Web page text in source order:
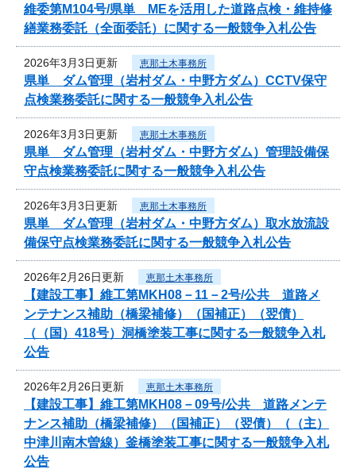
維委第M104号/県単 MEを活用した道路点検・維持修
繕業務委託（全面委託）に関する一般競争入札公告
2026年3月3日更新 恵那土木事務所
県単 ダム管理（岩村ダム・中野方ダム）CCTV保守
点検業務委託に関する一般競争入札公告
2026年3月3日更新 恵那土木事務所
県単 ダム管理（岩村ダム・中野方ダム）管理設備保
守点検業務委託に関する一般競争入札公告
2026年3月3日更新 恵那土木事務所
県単 ダム管理（岩村ダム・中野方ダム）取水放流設
備保守点検業務委託に関する一般競争入札公告
2026年2月26日更新 恵那土木事務所
【建設工事】維工第MKH08－11－2号/公共 道路メ
ンテナンス補助（橋梁補修）（国補正）（翌債）
（（国）418号）洞橋塗装工事に関する一般競争入札
公告
2026年2月26日更新 恵那土木事務所
【建設工事】維工第MKH08－09号/公共 道路メンテ
ナンス補助（橋梁補修）（国補正）（翌債）（（主）
中津川南木曽線）釜橋塗装工事に関する一般競争入札
公告